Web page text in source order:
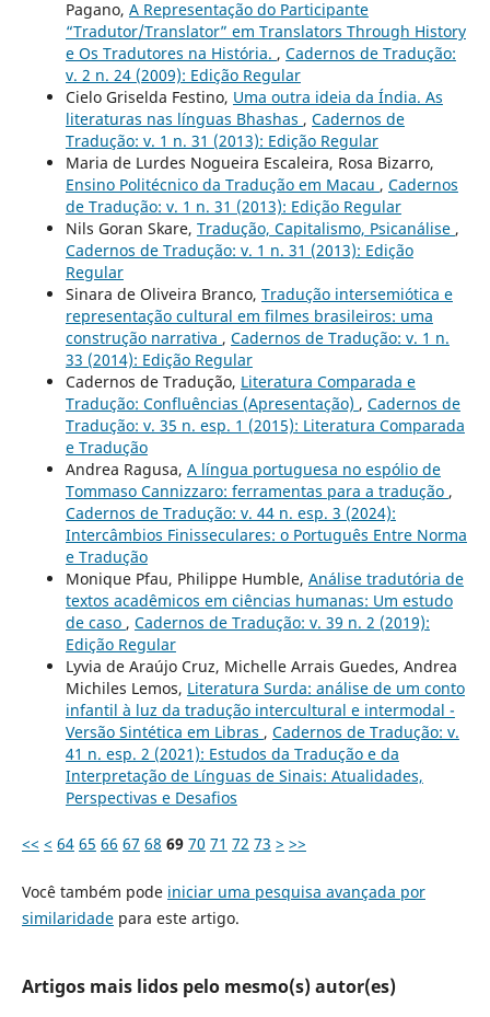
Pagano, A Representação do Participante
“Tradutor/Translator” em Translators Through History
e Os Tradutores na História. , Cadernos de Tradução:
v. 2 n. 24 (2009): Edição Regular
Cielo Griselda Festino, Uma outra ideia da Índia. As
literaturas nas línguas Bhashas , Cadernos de
Tradução: v. 1 n. 31 (2013): Edição Regular
Maria de Lurdes Nogueira Escaleira, Rosa Bizarro,
Ensino Politécnico da Tradução em Macau , Cadernos
de Tradução: v. 1 n. 31 (2013): Edição Regular
Nils Goran Skare, Tradução, Capitalismo, Psicanálise ,
Cadernos de Tradução: v. 1 n. 31 (2013): Edição
Regular
Sinara de Oliveira Branco, Tradução intersemiótica e
representação cultural em filmes brasileiros: uma
construção narrativa , Cadernos de Tradução: v. 1 n.
33 (2014): Edição Regular
Cadernos de Tradução, Literatura Comparada e
Tradução: Confluências (Apresentação) , Cadernos de
Tradução: v. 35 n. esp. 1 (2015): Literatura Comparada
e Tradução
Andrea Ragusa, A língua portuguesa no espólio de
Tommaso Cannizzaro: ferramentas para a tradução ,
Cadernos de Tradução: v. 44 n. esp. 3 (2024):
Intercâmbios Finisseculares: o Português Entre Norma
e Tradução
Monique Pfau, Philippe Humble, Análise tradutória de
textos acadêmicos em ciências humanas: Um estudo
de caso , Cadernos de Tradução: v. 39 n. 2 (2019):
Edição Regular
Lyvia de Araújo Cruz, Michelle Arrais Guedes, Andrea
Michiles Lemos, Literatura Surda: análise de um conto
infantil à luz da tradução intercultural e intermodal -
Versão Sintética em Libras , Cadernos de Tradução: v.
41 n. esp. 2 (2021): Estudos da Tradução e da
Interpretação de Línguas de Sinais: Atualidades,
Perspectivas e Desafios
<< < 64 65 66 67 68 69 70 71 72 73 > >>
Você também pode iniciar uma pesquisa avançada por
similaridadepara este artigo.
Artigos mais lidos pelo mesmo(s) autor(es)